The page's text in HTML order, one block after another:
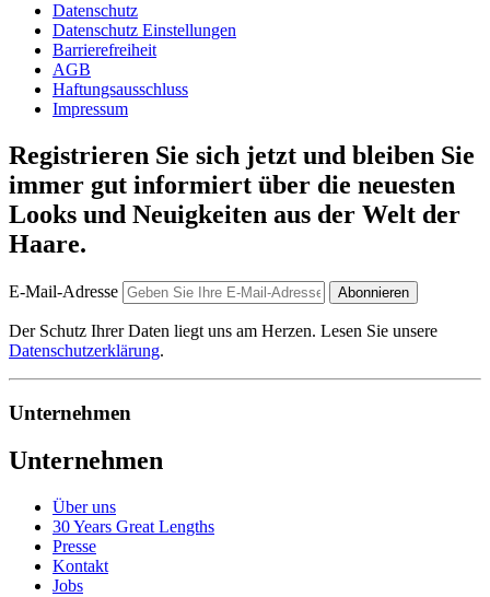
Datenschutz
Datenschutz Einstellungen
Barrierefreiheit
AGB
Haftungsausschluss
Impressum
Registrieren Sie sich jetzt und bleiben Sie
immer gut informiert über die neuesten
Looks und Neuigkeiten aus der Welt der
Haare.
E-Mail-Adresse Abonnieren
Der Schutz Ihrer Daten liegt uns am Herzen. Lesen Sie unsere
Datenschutzerklärung.
Unternehmen
Unternehmen
Über uns
30 Years Great Lengths
Presse
Kontakt
Jobs